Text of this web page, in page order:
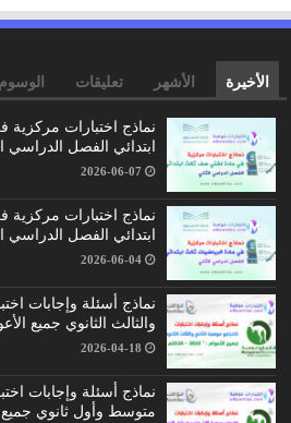
الأخيرة الأشهر تعليقات الوسوم
نماذج اختبارات
ابتدائي الفصل الدراسي
2026-06-07
نماذج اختبارات مركزية
ابتدائي الفصل الدراسي
2026-06-04
نماذج أسئلة وإجابات
والثالث الثانوي جميع الأعوام
2026-04-18
نماذج أسئلة وإجابات
متوسط وأول ثانوي جميع الأعوام